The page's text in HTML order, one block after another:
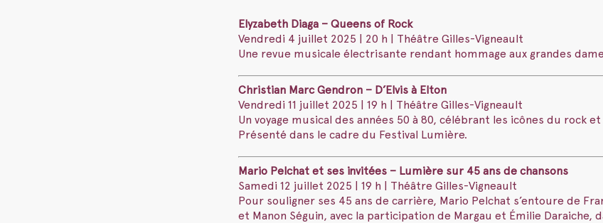
Elyzabeth Diaga – Queens of Rock
Vendredi 4 juillet 2025 | 20 h | Théâtre Gilles-Vigneault
Une revue musicale électrisante rendant hommage aux grandes
Christian Marc Gendron – D’Elvis à Elton
Vendredi 11 juillet 2025 | 19 h | Théâtre Gilles-Vigneault
Un voyage musical des années 50 à 80, célébrant les icônes du rock
Présenté dans le cadre du Festival Lumière.
Mario Pelchat et ses invitées – Lumière sur 45 ans de chansons
Samedi 12 juillet 2025 | 19 h | Théâtre Gilles-Vigneault
Pour souligner ses 45 ans de carrière, Mario Pelchat s’entoure de
et Manon Séguin, avec la participation de Margau et Émilie Daraiche,